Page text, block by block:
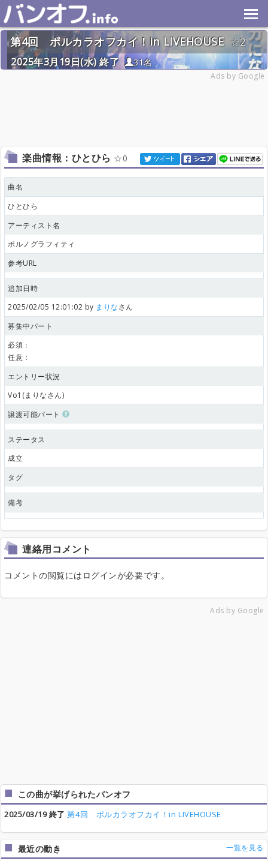
第4回 ポルカラオフカイ！in LIVEHOUSE
2
2025年3月19日(水) 終了
31名
Ads by Google
楽曲情報：ひとひら 0
曲名
ひとひら
アーティスト名
ポルノグラフィティ
参考URL
追加日時
2025/02/05 12:01:02 by まりなさん
募集中パート
必須：
任意：
エントリー状況
Vo1(まりなさん)
譲渡可能パート
ステータス
成立
タグ
備考
連絡用コメント
コメントの閲覧にはログインが必要です。
Ads by Google
この曲が挙げられたバンオフ
2025/03/19 終了 第4回 ポルカラオフカイ！in LIVEHOUSE
最近の動き 一覧を見る